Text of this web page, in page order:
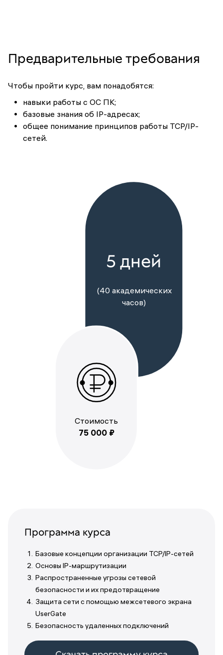
Предварительные требования
Чтобы пройти курс, вам понадобятся:
навыки работы с ОС ПК;
базовые знания об IP-адресах;
общее понимание принципов работы TCP/IP-
сетей.
Стоимость
75 000 ₽
5 дней
(40 академических
часов)
Программа курса
Базовые концепции организации TCP/IP-сетей
Основы IP-маршрутизации
Распространенные угрозы сетевой
безопасности и их предотвращение
Защита сети с помощью межсетевого экрана
UserGate
Безопасность удаленных подключений